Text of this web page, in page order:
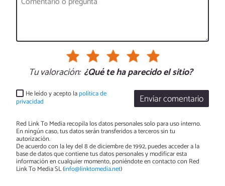
Tu valoración: ¿Qué te ha parecido el sitio?
Enviar comentario
He leído y acepto lapolítica de
privacidad
Red Link To Media recopila los datos personales solo para uso interno.
En ningún caso, tus datos serán transferidos a terceros sin tu
autorización.
De acuerdo con la ley del 8 de diciembre de 1992, puedes acceder a la
base de datos que contiene tus datos personales y modificar esta
información en cualquier momento, poniéndote en contacto con Red
Link To Media SL (info@linktomedia.net)